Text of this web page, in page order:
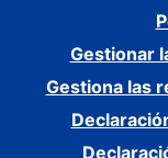
Gestionar
Gestiona las